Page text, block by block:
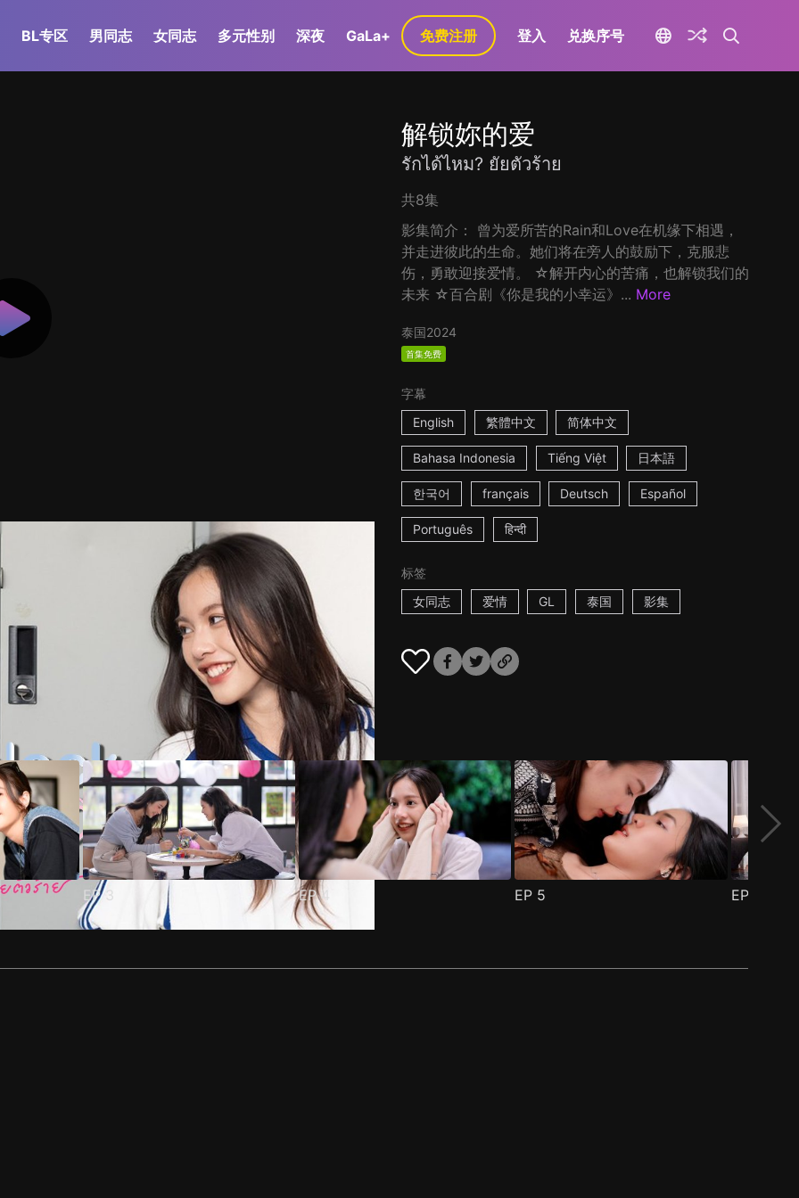
BL专区 男同志 女同志 多元性别 深夜 GaLa+ 免费注册 登入 兑换序号
解锁妳的爱
รักได้ไหม? ยัยตัวร้าย
共8集
影集简介： 曾为爱所苦的Rain和Love在机缘下相遇，
并走进彼此的生命。她们将在旁人的鼓励下，克服悲
伤，勇敢迎接爱情。 ☆解开内心的苦痛，也解锁我们的
未来 ☆百合剧《你是我的小幸运》... More
泰国2024
首集免费
字幕
English
繁體中文 简体中文
Bahasa Indonesia Tiếng Việt 日本語
한국어 français Deutsch Español
Português हिन्दी
标签
女同志
爱情 GL 泰国 影集
EP3 EP4 EP 5 EP